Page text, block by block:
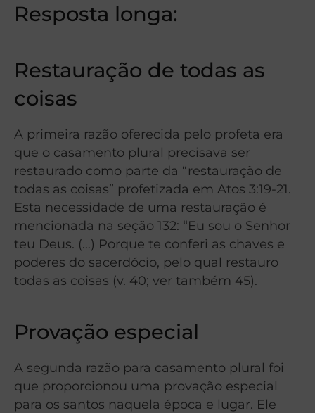
Resposta longa:
Restauração de todas as
coisas
A primeira razão oferecida pelo profeta era
que o casamento plural precisava ser
restaurado como parte da “restauração de
todas as coisas” profetizada em Atos 3:19-21.
Esta necessidade de uma restauração é
mencionada na seção 132: “Eu sou o Senhor
teu Deus. (…) Porque te conferi as chaves e
poderes do sacerdócio, pelo qual restauro
todas as coisas (v. 40; ver também 45).
Provação especial
A segunda razão para casamento plural foi
que proporcionou uma provação especial
para os santos naquela época e lugar. Ele